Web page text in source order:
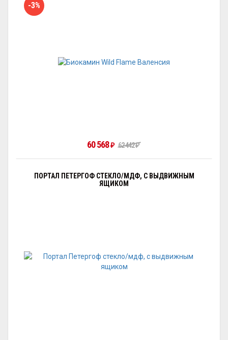
-3%
60 568 ₽ 62 442₽
ПОРТАЛ ПЕТЕРГОФ СТЕКЛО/МДФ, С ВЫДВИЖНЫМ
ЯЩИКОМ